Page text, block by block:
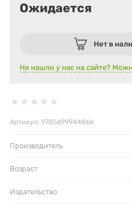
Ожидается
Нет в
Не нашли у нас на сайте?
Артикул: 9785699944866
Производитель
Возраст
Издательство